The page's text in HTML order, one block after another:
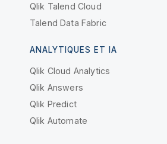
Qlik Talend Cloud
Talend Data Fabric
ANALYTIQUES ET IA
Qlik Cloud Analytics
Qlik Answers
Qlik Predict
Qlik Automate